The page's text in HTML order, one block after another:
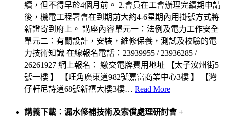
續，但不得早於4個月前。 2.會員在工會辦理完續期申請
後，機電工程署會在到期前大約4-6星期內用掛號方式將
新證寄到府上。 講座內容單元一：法例及電力工作安全
單元二：有關設計，安裝，維修保養，測試及校驗的電
力技術知識 在線報名電話：23939955 / 23936285 /
26261927 網上報名： 繳交電牌費用地址 【太子汝州街5
號一樓 】 【旺角廣東道982號嘉富商業中心3樓 】 【灣
仔軒尼詩道68號新禧大樓3樓… Read More
講義下載：漏水修補技術及索償處理研討會+